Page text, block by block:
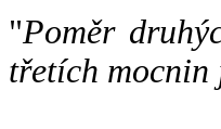
"Poměr
třetích